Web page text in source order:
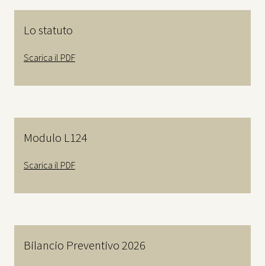
Lo statuto
Scarica il PDF
Modulo L124
Scarica il PDF
Bilancio Preventivo 2026